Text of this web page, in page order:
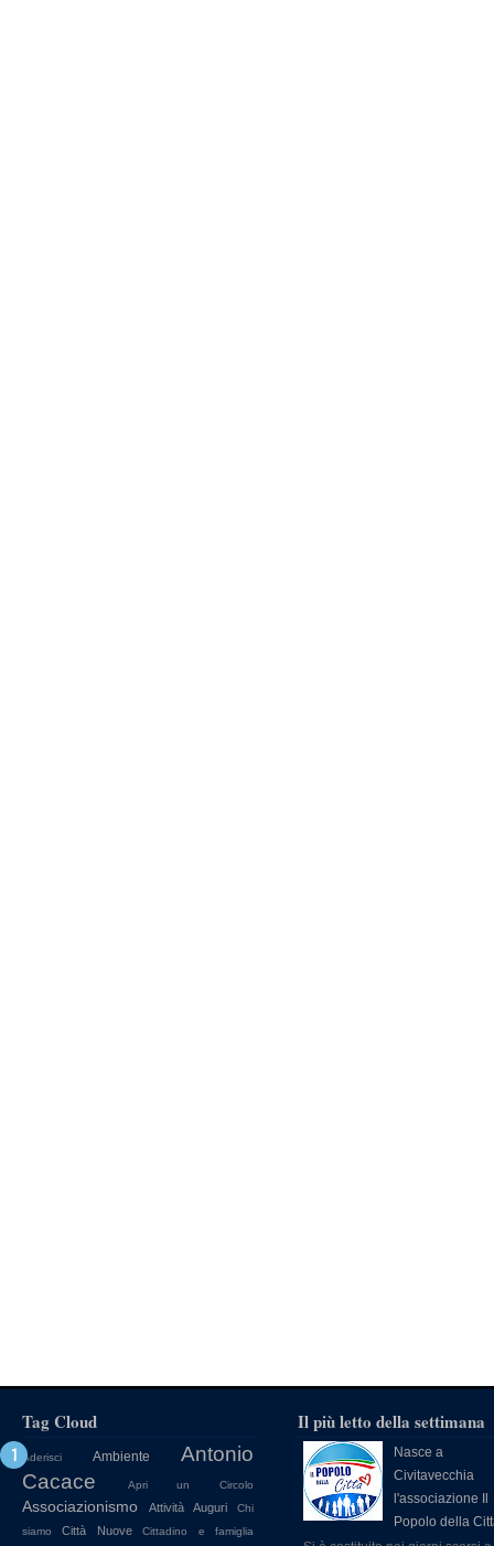
Tag Cloud
Aderisci Ambiente
Antonio
Cacace
Apri un Circolo
Associazionismo Attività Auguri
Chi
siamo
Città Nuove Cittadino e famiglia
Il più letto della settimana
Nasce a
Civitavecchia
l'associazione Il
Popolo della